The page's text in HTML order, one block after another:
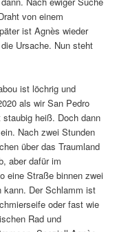
von einem
ist Agnès wieder
Ursache. Nun steht
ist löchrig und
als wir San Pedro
heiß. Doch dann
Nach zwei Stunden
über das Traumland
aber dafür im
eine Straße binnen zwei
kann. Der Schlamm ist
oder fast wie
Rad und